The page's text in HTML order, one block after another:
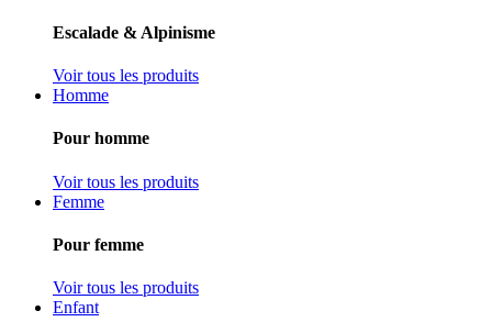
Escalade & Alpinisme
Voir tous les produits
Homme
Pour homme
Voir tous les produits
Femme
Pour femme
Voir tous les produits
Enfant